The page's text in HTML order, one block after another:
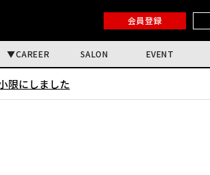
会員登録
CAREER SALON EVENT
限にしました